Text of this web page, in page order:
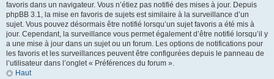
favoris dans un navigateur. Vous n’étiez pas notifié des mises à jour. Depuis
phpBB 3.1, la mise en favoris de sujets est similaire à la surveillance d’un
sujet. Vous pouvez désormais être notifié lorsqu’un sujet favoris a été mis à
jour. Cependant, la surveillance vous permet également d’être notifié lorsqu’il y
a une mise à jour dans un sujet ou un forum. Les options de notifications pour
les favoris et les surveillances peuvent être configurées depuis le panneau de
l’utilisateur dans l’onglet « Préférences du forum ».
Haut